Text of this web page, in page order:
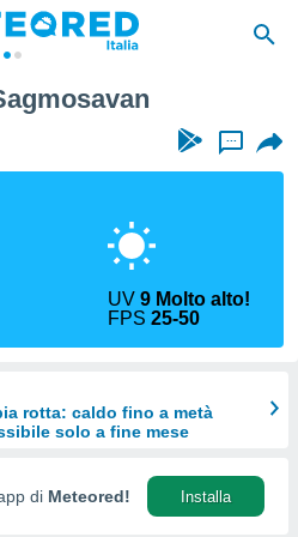
...
UV9 Molto alto!
FPS25-50
rotta: caldo fino a metà
solo a fine mese
di Meteored! Installa